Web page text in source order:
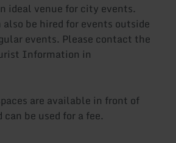
ideal venue for city events.
also be hired for events outside
events. Please contact the
Information in
are available in front of
be used for a fee.